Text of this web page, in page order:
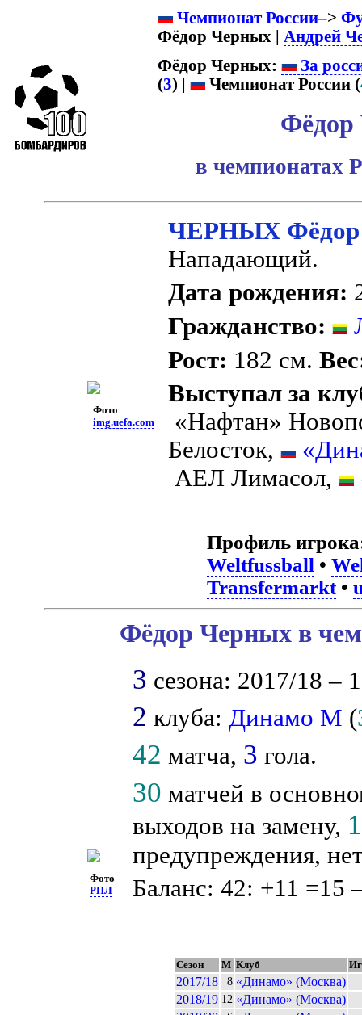
Чемпионат России–>
Фёдор Черных | Андрей
Фёдор Черных:
За
(3) | Чемпионат России (
в чемпионатах
Фото
img.uefa.com
ЧЕРНЫХ Фёдор
Нападающий.
Дата рождения:
Гражданство:
Рост: 182 см.
Выступал за
«Нафтан»
Белосток,
АЕЛ Лимасол,
Профиль
Weltfussball •
Transfermarkt•
Фото
РПЛ
Фёдор Черных в
3 сезона: 2017/18 –
2 клуба:Динамо М (
42 матча, 3 гола.
30 матчей в
выходов на замену,
предупреждения,
Баланс: 42: +11 =15
Сезон М Клуб
2017/18 8 «Динамо» (Москва)
2018/19 12 «Динамо» (Москва)